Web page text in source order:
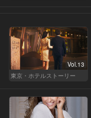
Vol.13
東京・ホテルストーリー